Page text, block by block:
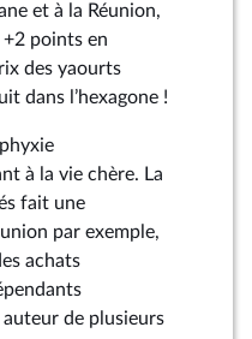
et à la Réunion,
points en
des yaourts
dans l’hexagone !
à la vie chère. La
fait une
par exemple,
achats
de plusieurs